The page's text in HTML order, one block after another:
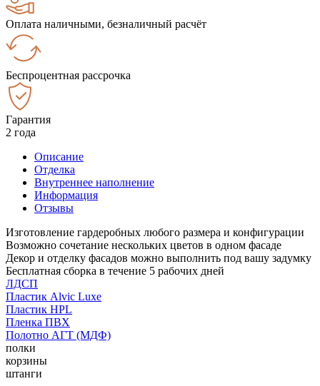
Оплата наличными, безналичный расчёт
Беспроцентная рассрочка
Гарантия
2 года
Описание
Отделка
Внутреннее наполнение
Информация
Отзывы
Изготовление гардеробных любого размера и конфигурации
Возможно сочетание нескольких цветов в одном фасаде
Декор и отделку фасадов можно выполнить под вашу задумку
Бесплатная сборка в течение 5 рабочих дней
ЛДСП
Пластик Alvic Luxe
Пластик HPL
Пленка ПВХ
Полотно АГТ (МДФ)
полки
корзины
штанги